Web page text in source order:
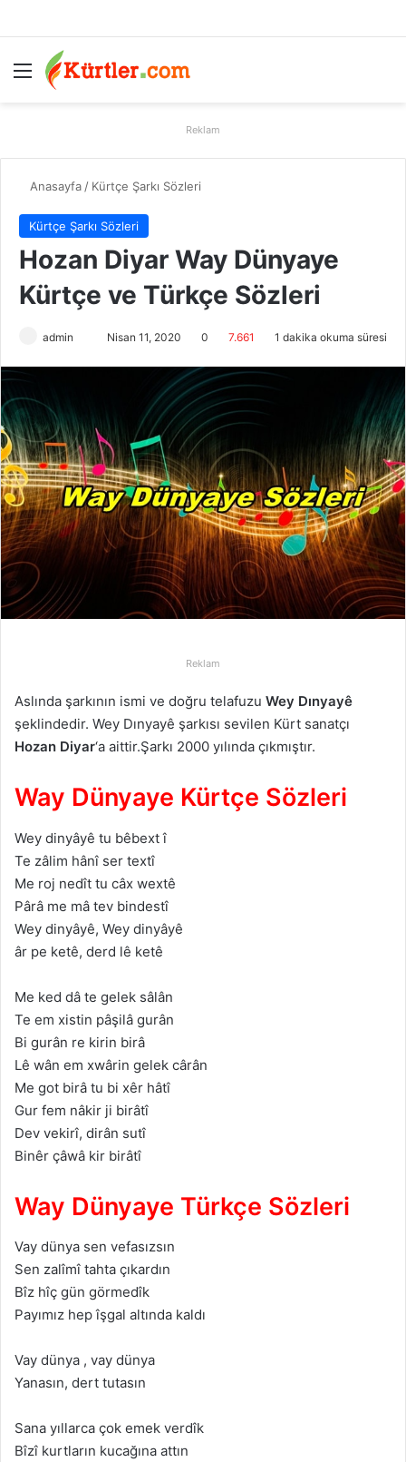
Menü
Reklam
Anasayfa / Kürtçe Şarkı Sözleri
Kürtçe Şarkı Sözleri
Hozan Diyar Way Dünyaye
Kürtçe ve Türkçe Sözleri
admin
-
p
o
s
t
a
g
n
d
e
k
Nisan 11, 2020 0 7.661 1 dakika okuma süresi
Reklam
Aslında şarkının ismi ve doğru telafuzu Wey Dınyayê
şeklindedir. Wey Dınyayê şarkısı sevilen Kürt sanatçı
Hozan Diyar‘a aittir.Şarkı 2000 yılında çıkmıştır.
Way Dünyaye Kürtçe Sözleri
Wey dinyâyê tu bêbext î
Te zâlim hânî ser textî
Me roj nedît tu câx wextê
Pârâ me mâ tev bindestî
Wey dinyâyê, Wey dinyâyê
âr pe ketê, derd lê ketê
Me ked dâ te gelek sâlân
Te em xistin pâşilâ gurân
Bi gurân re kirin birâ
Lê wân em xwârin gelek cârân
Me got birâ tu bi xêr hâtî
Gur fem nâkir ji birâtî
Dev vekirî, dirân sutî
Binêr çâwâ kir birâtî
Way Dünyaye Türkçe Sözleri
Vay dünya sen vefasızsın
Sen zalîmî tahta çıkardın
Bîz hîç gün görmedîk
Payımız hep îşgal altında kaldı
Vay dünya , vay dünya
Yanasın, dert tutasın
Sana yıllarca çok emek verdîk
Bîzî kurtların kucağına attın